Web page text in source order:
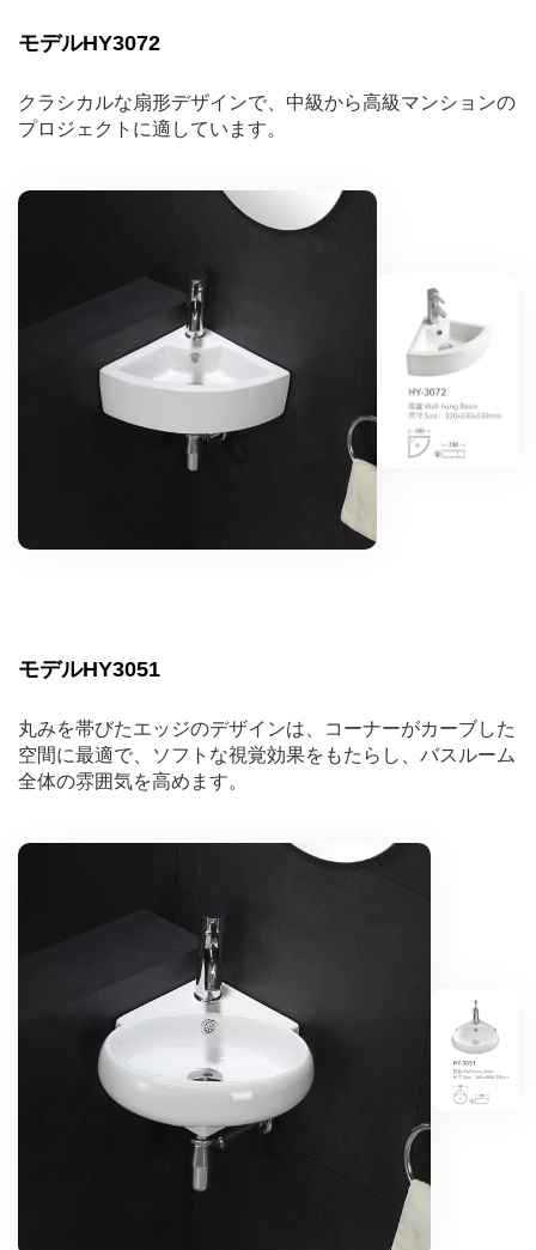
モデルHY3072
クラシカルな扇形デザインで、中級から高級マンションの
プロジェクトに適しています。
モデルHY3051
丸みを帯びたエッジのデザインは、コーナーがカーブした
空間に最適で、ソフトな視覚効果をもたらし、バスルーム
全体の雰囲気を高めます。